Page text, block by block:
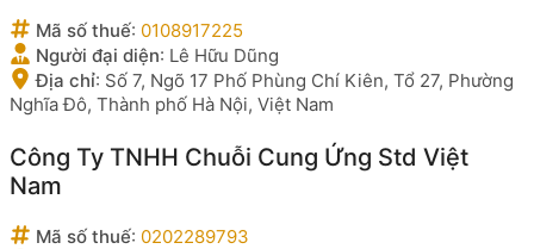
Mã số thuế: 0108917225
Người đại diện: Lê Hữu Dũng
Địa chỉ: Số 7, Ngõ 17 Phố Phùng Chí Kiên, Tổ 27, Phường
Nghĩa Đô, Thành phố Hà Nội, Việt Nam
Công Ty TNHH Chuỗi Cung Ứng Std Việt
Nam
Mã số thuế: 0202289793